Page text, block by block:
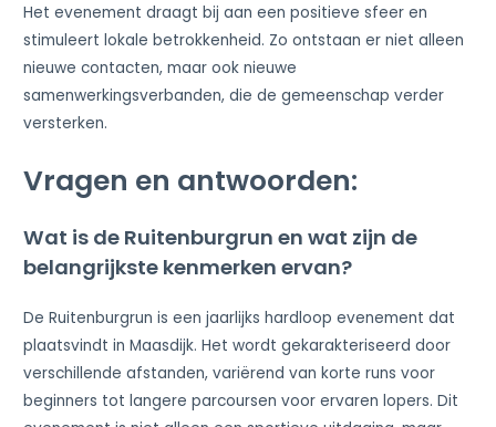
Het evenement draagt bij aan een positieve sfeer en
stimuleert lokale betrokkenheid. Zo ontstaan er niet alleen
nieuwe contacten, maar ook nieuwe
samenwerkingsverbanden, die de gemeenschap verder
versterken.
Vragen en antwoorden:
Wat is de Ruitenburgrun en wat zijn de
belangrijkste kenmerken ervan?
De Ruitenburgrun is een jaarlijks hardloop evenement dat
plaatsvindt in Maasdijk. Het wordt gekarakteriseerd door
verschillende afstanden, variërend van korte runs voor
beginners tot langere parcoursen voor ervaren lopers. Dit